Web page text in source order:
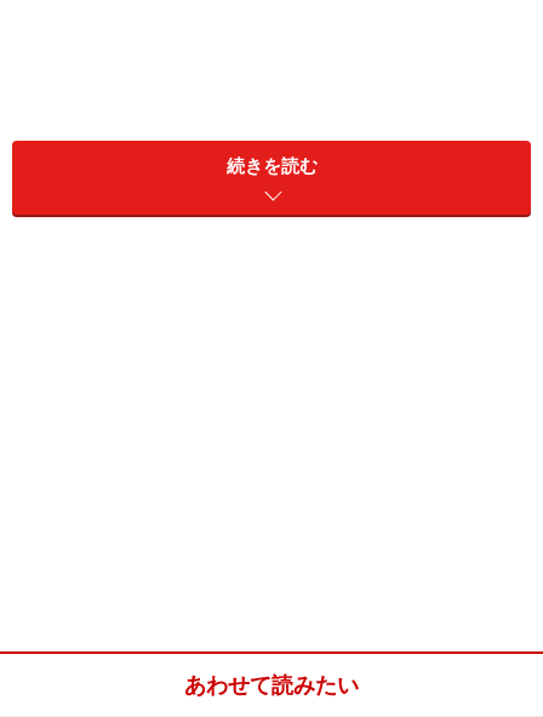
レーや、彩度の低いベージュ、アイボリー、中間的なブ
ラウン、カーキ、ネイビーといったニュートラルカラー
続きを読む
あわせて読みたい